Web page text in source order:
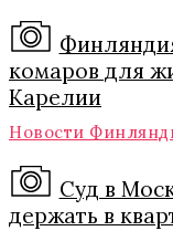
комаров для
Карелии
Новости
Суд в
держать в